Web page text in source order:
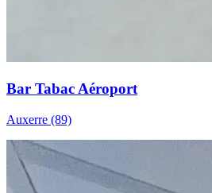
Bar Tabac Aéroport
Auxerre (89)